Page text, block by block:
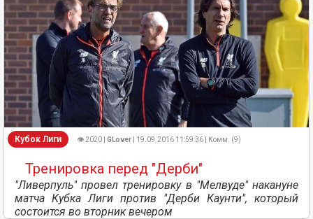
Кубок Лиги 👁 2020 | GLover | 19.09.2016 11:59:36 | Комм. (9)
Тренировка перед "Дерби"
"Ливерпуль" провел тренировку в "Meлвуде" накануне
матча Кубка Лиги против "Дерби Каунти", который
состоится во вторник вечером